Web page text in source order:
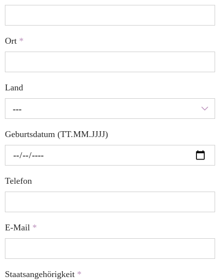
Ort *
Land
---
Geburtsdatum (TT.MM.JJJJ)
Telefon
E-Mail *
Staatsangehörigkeit *